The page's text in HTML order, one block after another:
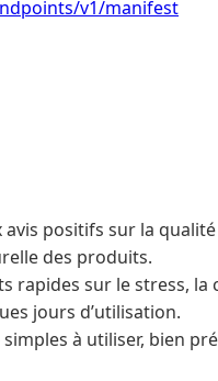
v1/manifest
positifs sur la
des produits.
rapides sur le stress,
jours d’utilisation.
à utiliser, bien